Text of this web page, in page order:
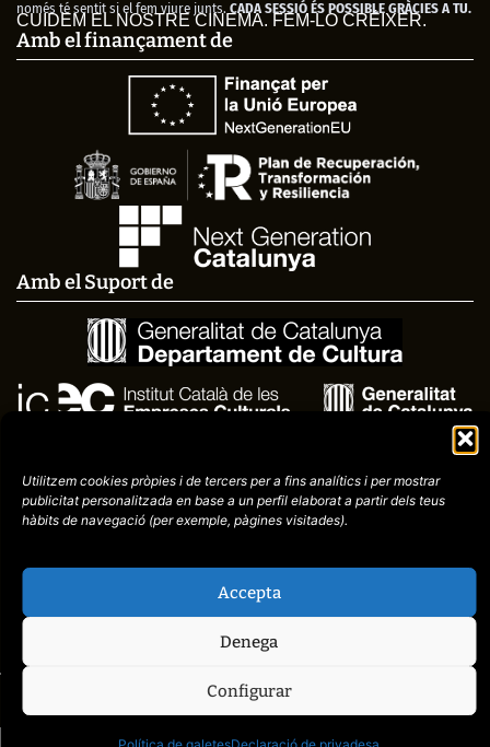
Utilitzem cookies pròpies i de tercers per a fins analítics i per mostrar
publicitatpersonalitzada en base a un perfil elaborat a partir dels teus
hàbits de navegació (perexemple, pàgines visitades).
Accepta
Denega
Configurar
només té sentit si el fem viure junts. CADA SESSIÓ ÉS POSSIBLE GRÀCIES A TU.
CUIDEM EL NOSTRE CINEMA. FEM-LO CRÉIXER.
Amb el finançament de
Amb el Suport de
placid.cat